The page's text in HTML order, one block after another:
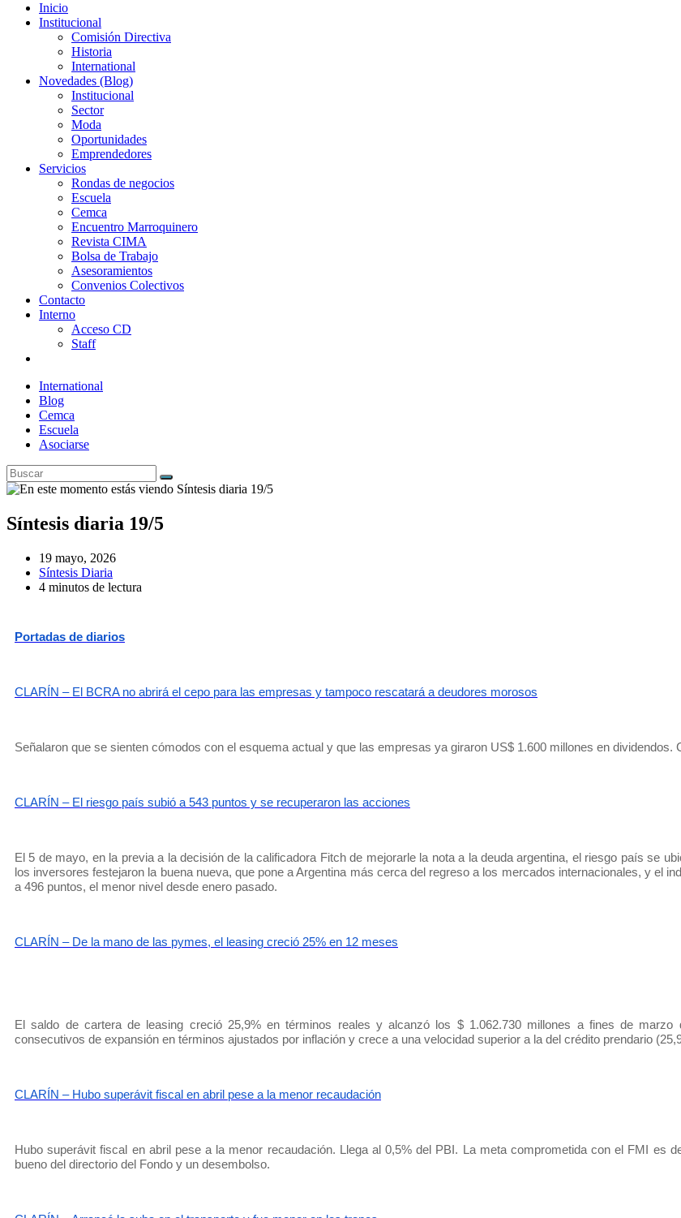
Inicio
Institucional
Comisión Directiva
Historia
International
Novedades (Blog)
Institucional
Sector
Moda
Oportunidades
Emprendedores
Servicios
Rondas de negocios
Escuela
Cemca
Encuentro Marroquinero
Revista CIMA
Bolsa de Trabajo
Asesoramientos
Convenios Colectivos
Contacto
Interno
Acceso CD
Staff
International
Blog
Cemca
Escuela
Asociarse
Síntesis diaria 19/5
19 mayo, 2026
Síntesis Diaria
4 minutos de lectura
Portadas de diarios
CLARÍN – El BCRA no abrirá el cepo para las empresas y tampoco rescatará a deudores morosos
Señalaron que se sienten cómodos con el esquema actual y que las empresas ya giraron US$ 1.600 millones en dividendos.
CLARÍN – El riesgo país subió a 543 puntos y se recuperaron las acciones
El 5 de mayo, en la previa a la decisión de la calificadora Fitch de mejorarle la nota a la deuda argentina, el riesgo país se
los inversores festejaron la buena nueva, que pone a Argentina más cerca del regreso a los mercados internacionales, y el
a 496 puntos, el menor nivel desde enero pasado.
CLARÍN – De la mano de las pymes, el leasing creció 25% en 12 meses
El saldo de cartera de leasing creció 25,9% en términos reales y alcanzó los $ 1.062.730 millones a fines de
consecutivos de expansión en términos ajustados por inflación y crece a una velocidad superior a la del crédito prendario
CLARÍN – Hubo superávit fiscal en abril pese a la menor recaudación
Hubo superávit fiscal en abril pese a la menor recaudación. Llega al 0,5% del PBI. La meta comprometida con el FMI es
bueno del directorio del Fondo y un desembolso.